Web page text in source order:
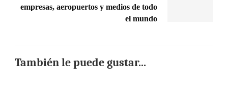
empresas, aeropuertos y medios de todo
el mundo
También le puede gustar...